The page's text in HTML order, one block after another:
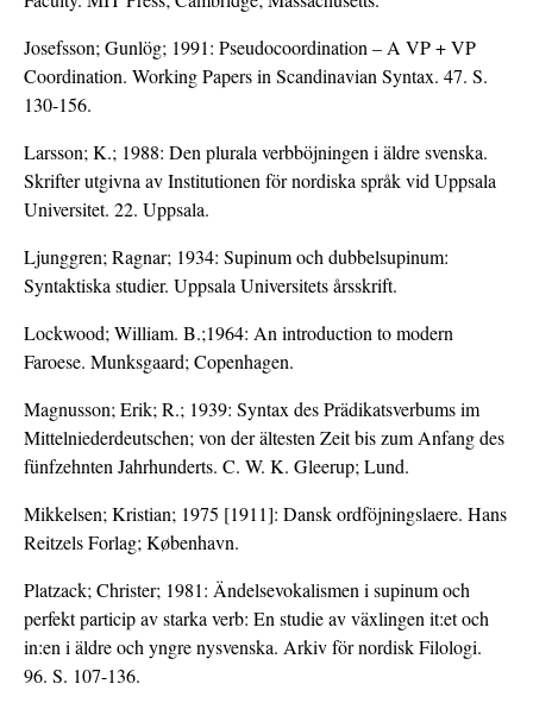
Josefsson; Gunlög; 1991: Pseudocoordination – A VP + VP
Coordination. Working Papers in Scandinavian Syntax. 47. S.
130-156.
Larsson; K.; 1988: Den plurala verbböjningen i äldre svenska.
Skrifter utgivna av Institutionen för nordiska språk vid Uppsala
Universitet. 22. Uppsala.
Ljunggren; Ragnar; 1934: Supinum och dubbelsupinum:
Syntaktiska studier. Uppsala Universitets årsskrift.
Lockwood; William. B.;1964: An introduction to modern
Faroese. Munksgaard; Copenhagen.
Magnusson; Erik; R.; 1939: Syntax des Prädikatsverbums im
Mittelniederdeutschen; von der ältesten Zeit bis zum Anfang des
fünfzehnten Jahrhunderts. C. W. K. Gleerup; Lund.
Mikkelsen; Kristian; 1975 [1911]: Dansk ordföjningslaere. Hans
Reitzels Forlag; København.
Platzack; Christer; 1981: Ändelsevokalismen i supinum och
perfekt particip av starka verb: En studie av växlingen it:et och
in:en i äldre och yngre nysvenska. Arkiv för nordisk Filologi.
96. S. 107-136.